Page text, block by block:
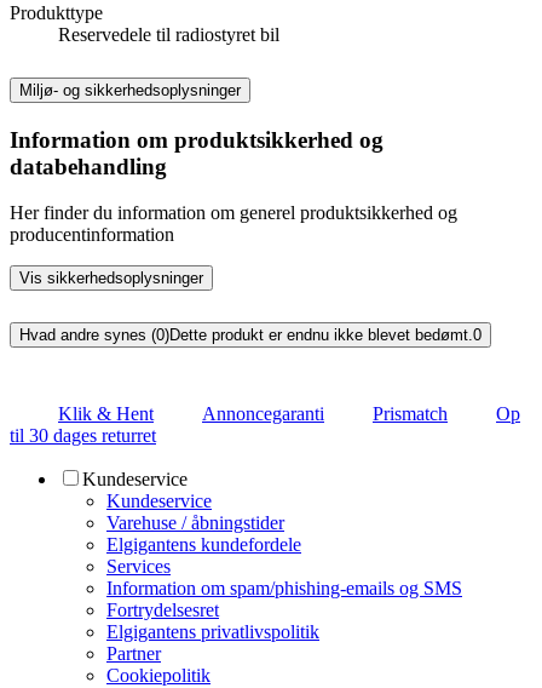
Produkttype
Reservedele til radiostyret bil
Miljø- og sikkerhedsoplysninger
Information om produktsikkerhed og
databehandling
Her finder du information om generel produktsikkerhed og
producentinformation
Vis sikkerhedsoplysninger
Hvad andre synes (0)Dette produkt er endnu ikke blevet bedømt.0
Klik & Hent Annoncegaranti Prismatch
Op
til 30 dages returret
Kundeservice
Kundeservice
Varehuse / åbningstider
Elgigantens kundefordele
Services
Information om spam/phishing-emails og SMS
Fortrydelsesret
Elgigantens privatlivspolitik
Partner
Cookiepolitik